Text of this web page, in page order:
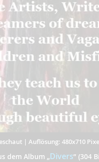
| Auflösung: 480x710
dem Album „Divers” (304